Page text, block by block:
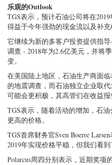
乐观的Outlook
TGS表示，预计石油公司将在
得益于今年强劲的现金流以及补充
它继续为新的多客户投资提供指
调查 - 2018年为2.6亿美元，并将
变。
在美国陆上地区，石油生产商面
的地震调查，而石油独立企业取
可能会更积极，其高管们在收益报
TGS表示，随着活动的增加，石
更高的价格。
TGS首席财务官Sven Boerre
2019年实现价格平稳，但我们看
Polarcus周四分别表示，近期奖项